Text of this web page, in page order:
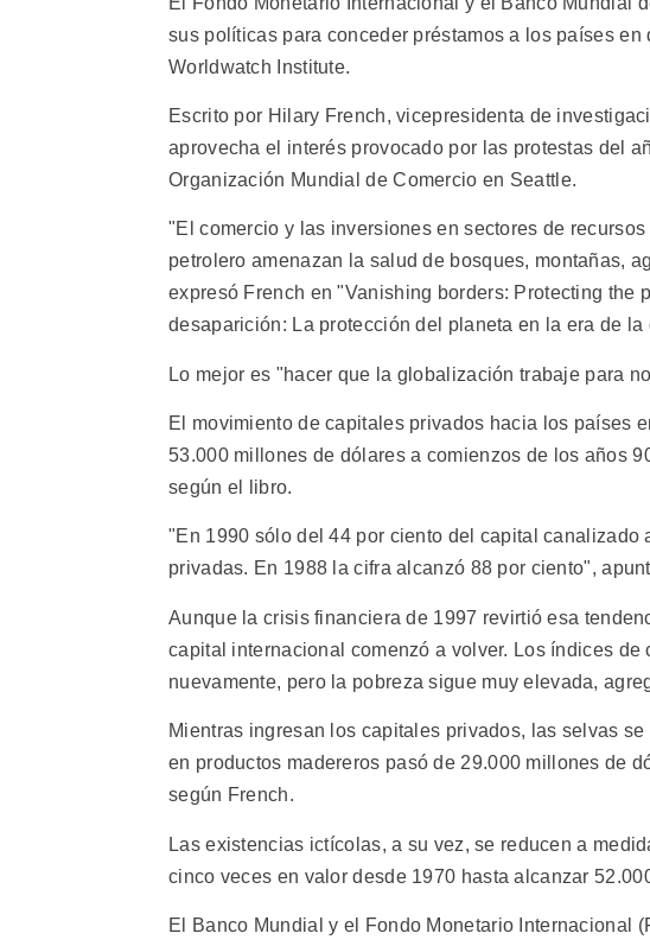
sus políticas para conceder préstamos a los países
Worldwatch Institute.
Escrito por Hilary French, vicepresidenta de
aprovecha el interés provocado por las protestas del
Organización Mundial de Comercio en Seattle.
"El comercio y las inversiones en sectores de
petrolero amenazan la salud de bosques, montañas,
expresó French en "Vanishing borders: Protecting the
desaparición: La protección del planeta en la era de la
Lo mejor es "hacer que la globalización trabaje para
El movimiento de capitales privados hacia los países
53.000 millones de dólares a comienzos de los años
según el libro.
"En 1990 sólo del 44 por ciento del capital
privadas. En 1988 la cifra alcanzó 88 por ciento",
Aunque la crisis financiera de 1997 revirtió esa
capital internacional comenzó a volver. Los índices
nuevamente, pero la pobreza sigue muy elevada,
Mientras ingresan los capitales privados, las selvas
en productos madereros pasó de 29.000 millones de
según French.
Las existencias ictícolas, a su vez, se reducen a
cinco veces en valor desde 1970 hasta alcanzar
El Banco Mundial y el Fondo Monetario Internacional